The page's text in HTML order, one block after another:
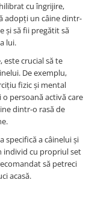
cu îngrijire,
adopți un câine dintr-
și să fii pregătit să
lui.
este crucial să te
De exemplu,
fizic și mental
o persoană activă care
dintr-o rasă de
specifică a câinelui și
individ cu propriul set
să petreci
acasă.